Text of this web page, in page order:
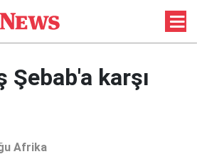
Şebab'a karşı
Afrika